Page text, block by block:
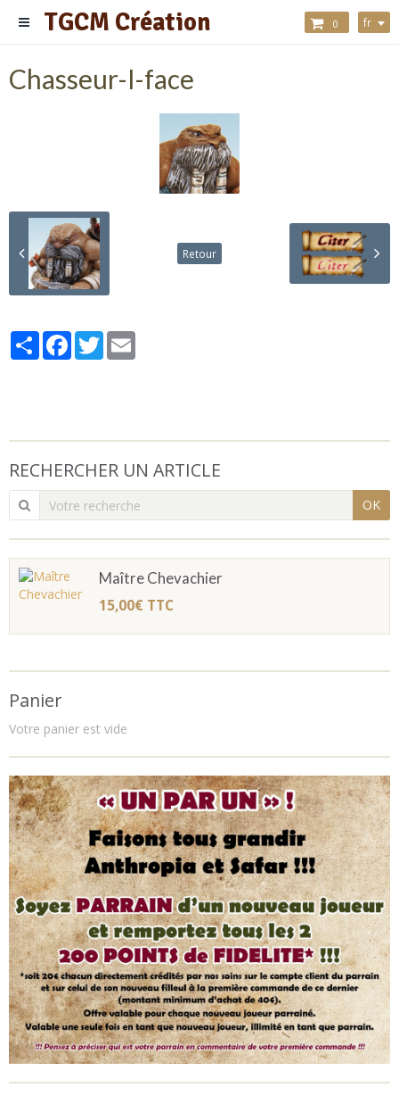
TGCM Création 0 fr
Chasseur-I-face
Retour
PartagerFacebook
Twitter
RECHERCHER UN ARTICLE
OK
Maître Chevachier
15,00€ TTC
Panier
Votre panier est vide